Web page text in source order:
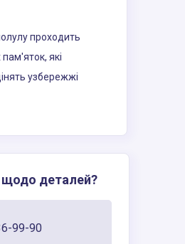
проходить
які
узбережжі
деталей?
99-90